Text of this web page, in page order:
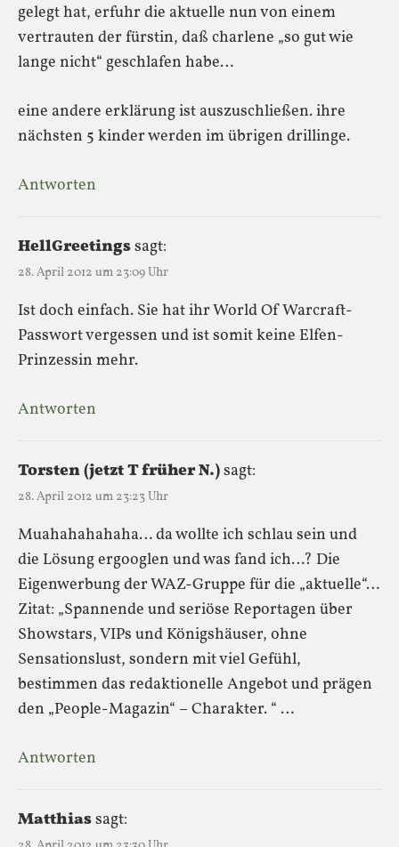
gelegt hat, erfuhr die aktuelle nun von einem
vertrauten der fürstin, daß charlene „so gut wie
lange nicht“ geschlafen habe…
eine andere erklärung ist auszuschließen. ihre
nächsten 5 kinder werden im übrigen drillinge.
Antworten
HellGreetingssagt:
28. April 2012 um 23:09 Uhr
Ist doch einfach. Sie hat ihr World Of Warcraft-
Passwort vergessen und ist somit keine Elfen-
Prinzessin mehr.
Antworten
Torsten (jetzt T früher N.)sagt:
28. April 2012 um 23:23 Uhr
Muahahahahaha… da wollte ich schlau sein und
die Lösung ergooglen und was fand ich…? Die
Eigenwerbung der WAZ-Gruppe für die „aktuelle“…
Zitat: „Spannende und seriöse Reportagen über
Showstars, VIPs und Königshäuser, ohne
Sensationslust, sondern mit viel Gefühl,
bestimmen das redaktionelle Angebot und prägen
den „People-Magazin“ – Charakter. “ …
Antworten
Matthiassagt: